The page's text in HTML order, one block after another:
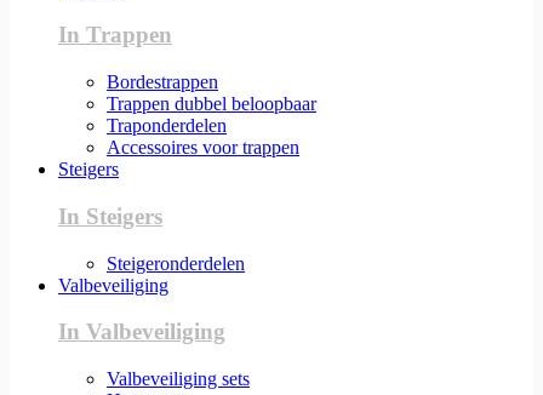
In Trappen
Bordestrappen
Trappen dubbel beloopbaar
Traponderdelen
Accessoires voor trappen
Steigers
In Steigers
Steigeronderdelen
Valbeveiliging
In Valbeveiliging
Valbeveiliging sets